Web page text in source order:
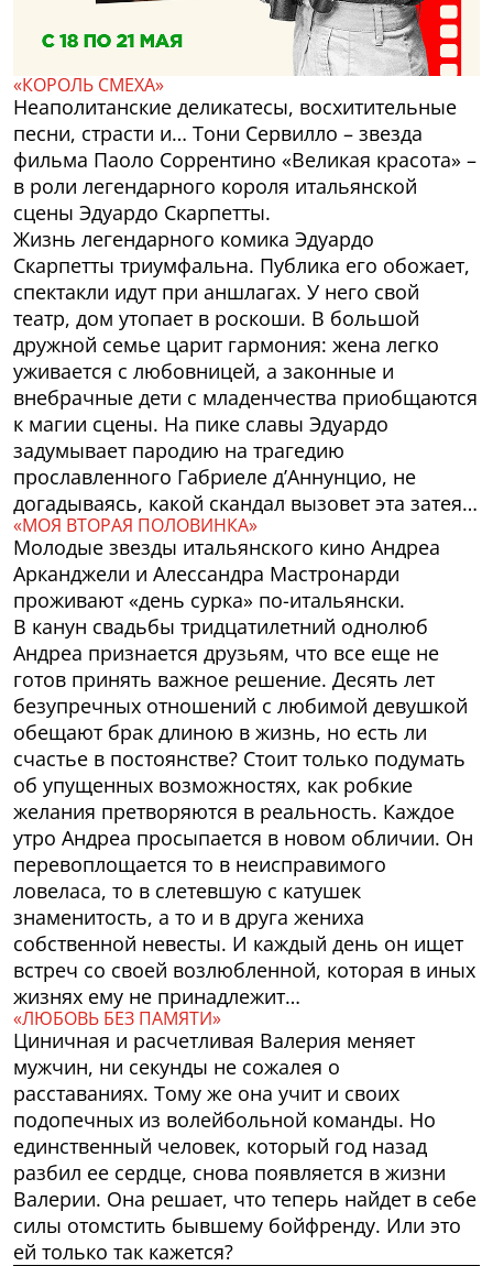
«КОРОЛЬ СМЕХА»
Неаполитанские деликатесы, восхитительные
песни, страсти и… Тони Сервилло – звезда
фильма Паоло Соррентино «Великая красота» –
в роли легендарного короля итальянской
сцены Эдуардо Скарпетты.
Жизнь легендарного комика Эдуардо
Скарпетты триумфальна. Публика его обожает,
спектакли идут при аншлагах. У него свой
театр, дом утопает в роскоши. В большой
дружной семье царит гармония: жена легко
уживается с любовницей, а законные и
внебрачные дети с младенчества приобщаются
к магии сцены. На пике славы Эдуардо
задумывает пародию на трагедию
прославленного Габриеле д’Аннунцио, не
догадываясь, какой скандал вызовет эта затея…
«МОЯ ВТОРАЯ ПОЛОВИНКА»
Молодые звезды итальянского кино Андреа
Арканджели и Алессандра Мастронарди
проживают «день сурка» по-итальянски.
В канун свадьбы тридцатилетний однолюб
Андреа признается друзьям, что все еще не
готов принять важное решение. Десять лет
безупречных отношений с любимой девушкой
обещают брак длиною в жизнь, но есть ли
счастье в постоянстве? Стоит только подумать
об упущенных возможностях, как робкие
желания претворяются в реальность. Каждое
утро Андреа просыпается в новом обличии. Он
перевоплощается то в неисправимого
ловеласа, то в слетевшую с катушек
знаменитость, а то и в друга жениха
собственной невесты. И каждый день он ищет
встреч со своей возлюбленной, которая в иных
жизнях ему не принадлежит…
«ЛЮБОВЬ БЕЗ ПАМЯТИ»
Циничная и расчетливая Валерия меняет
мужчин, ни секунды не сожалея о
расставаниях. Тому же она учит и своих
подопечных из волейбольной команды. Но
единственный человек, который год назад
разбил ее сердце, снова появляется в жизни
Валерии. Она решает, что теперь найдет в себе
силы отомстить бывшему бойфренду. Или это
ей только так кажется?